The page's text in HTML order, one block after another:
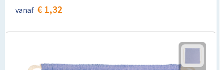
vanaf € 1,32